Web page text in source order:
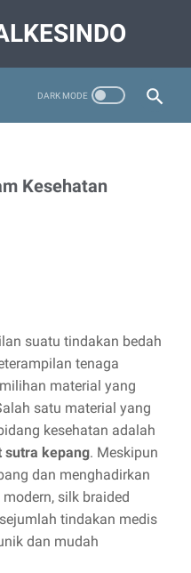
Kesehatan
suatu tindakan bedah
tenaga
material yang
satu material yang
kesehatan adalah
sutra kepang. Meskipun
dan menghadirkan
silk braided
tindakan medis
dan mudah